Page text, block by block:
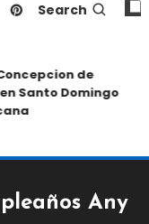
Search
de
Santo Domingo
Any